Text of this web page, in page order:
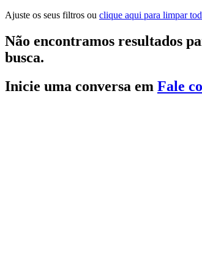
Ajuste os seus filtros ou clique aqui para limpar
Não encontramos resultados
busca.
Inicie uma conversa em Fale